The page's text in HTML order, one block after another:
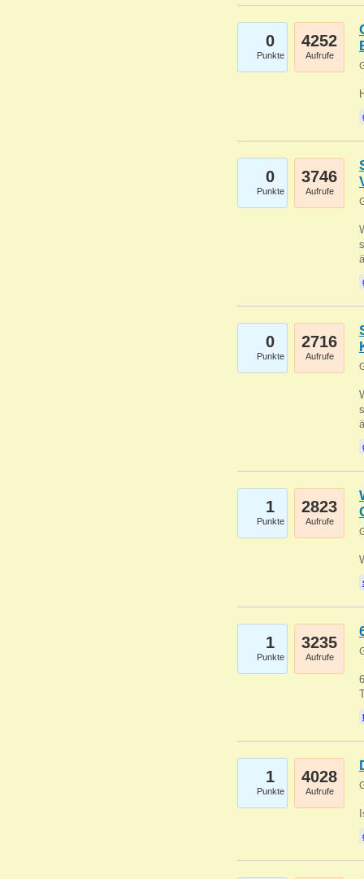
0
Punkte
4252
Aufrufe
0
Punkte
3746
Aufrufe
0
Punkte
2716
Aufrufe
1
Punkte
2823
Aufrufe
1
Punkte
3235
Aufrufe
1
Punkte
4028
Aufrufe